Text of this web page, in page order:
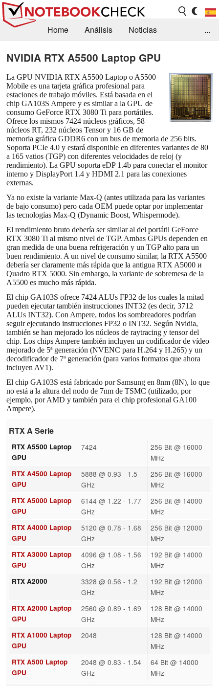
Home Análisis
Noticias
Orientación para la Compra
Busca
Contacto
...
NVIDIA RTX A5500 Laptop GPU
La GPU NVIDIA RTX A5500 Laptop o A5500
Mobile es una tarjeta gráfica profesional para
estaciones de trabajo móviles. Está basada en el
chip GA103S Ampere y es similar a la GPU de
consumo GeForce RTX 3080 Ti para portátiles.
Ofrece los mismos 7424 núcleos gráficos, 58
núcleos RT, 232 núcleos Tensor y 16 GB de
memoria gráfica GDDR6 con un bus de memoria de 256 bits.
Soporta PCIe 4.0 y estará disponible en diferentes variantes de 80
a 165 vatios (TGP) con diferentes velocidades de reloj (y
rendimiento). La GPU soporta eDP 1.4b para conectar el monitor
interno y DisplayPort 1.4 y HDMI 2.1 para las conexiones
externas.
Ya no existe la variante Max-Q (antes utilizada para las variantes
de bajo consumo) pero cada OEM puede optar por implementar
las tecnologías Max-Q (Dynamic Boost, Whispermode).
El rendimiento bruto debería ser similar al del portátil GeForce
RTX 3080 Ti al mismo nivel de TGP. Ambas GPUs dependen en
gran medida de una buena refrigeración y un TGP alto para un
buen rendimiento. A un nivel de consumo similar, la RTX A5500
debería ser claramente más rápida que la antigua RTX A5000 и
Quadro RTX 5000. Sin embargo, la variante de sobremesa de la
A5500 es mucho más rápida.
El chip GA103S ofrece 7424 ALUs FP32 de los cuales la mitad
pueden ejecutar también instrucciones INT32 (es decir, 3712
ALUs INT32). Con Ampere, todos los sombreadores podrían
seguir ejecutando instrucciones FP32 o INT32. Según Nvidia,
también se han mejorado los núcleos de raytracing y tensor del
chip. Los chips Ampere también incluyen un codificador de vídeo
mejorado de 5ª generación (NVENC para H.264 y H.265) y un
decodificador de 7ª generación (para varios formatos que ahora
incluyen AV1).
El chip GA103S está fabricado por Samsung en 8nm (8N), lo que
no está a la altura del nodo de 7nm de TSMC (utilizado, por
ejemplo, por AMD y también para el chip profesional GA100
Ampere).
RTX A Serie
RTX A5500 Laptop
GPU
7424
256 Bit @ 16000
MHz
RTX A4500 Laptop
GPU
5888 @ 0.93 - 1.5
GHz
256 Bit @ 16000
MHz
RTX A5000 Laptop
GPU
6144 @ 1.22 - 1.77
GHz
256 Bit @ 14000
MHz
RTX A4000 Laptop
GPU
5120 @ 0.78 - 1.68
GHz
256 Bit @ 12000
MHz
RTX A3000 Laptop
GPU
4096 @ 1.08 - 1.56
GHz
192 Bit @ 14000
MHz
RTX A2000
3328 @ 0.56 - 1.2
GHz
192 Bit @ 12000
MHz
RTX A2000 Laptop
GPU
2560 @ 0.89 - 1.69
GHz
128 Bit @ 14000
MHz
RTX A1000 Laptop
GPU
2048
128 Bit @ 14000
MHz
RTX A500 Laptop
GPU
2048 @ 0.83 - 1.54
GHz
64 Bit @ 14000
MHz